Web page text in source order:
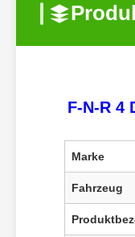
F-N-R 4
Marke
Fahrzeug